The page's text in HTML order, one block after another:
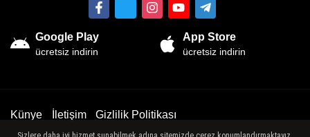
Google Play
ücretsiz indirin
App Store
ücretsiz indirin
Künye İletişim Gizlilik Politikası